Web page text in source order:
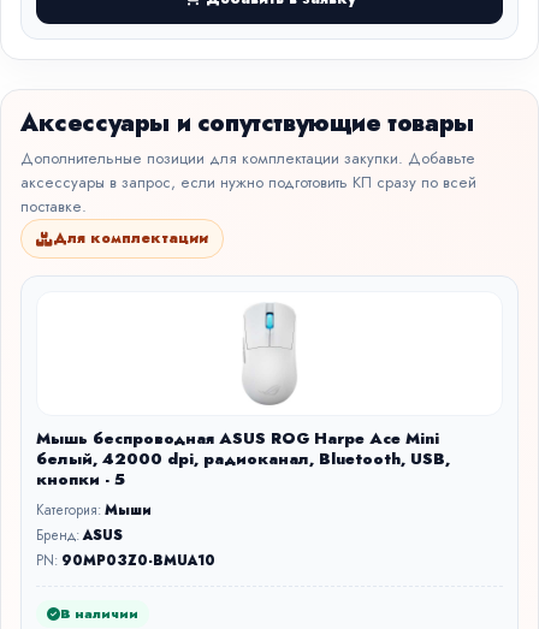
Аксессуары и сопутствующие товары
Дополнительные позиции для комплектации закупки. Добавьте
аксессуары в запрос, если нужно подготовить КП сразу по всей
поставке.
Для комплектации
Мышь беспроводная ASUS ROG Harpe Ace Mini
белый, 42000 dpi, радиоканал, Bluetooth, USB,
кнопки - 5
Категория:Мыши
Бренд:ASUS
PN: 90MP03Z0-BMUA10
В наличии